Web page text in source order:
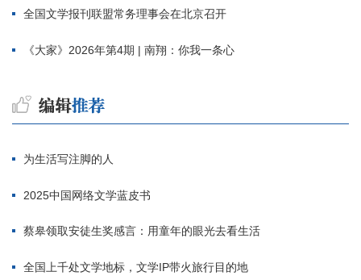
全国文学报刊联盟常务理事会在北京召开
《大家》2026年第4期 | 南翔：你我一条心
为生活写注脚的人
2025中国网络文学蓝皮书
蔡皋领取安徒生奖感言：用童年的眼光去看生活
全国上千处文学地标，文学IP带火旅行目的地